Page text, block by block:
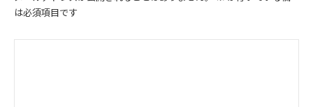
は必須項目です